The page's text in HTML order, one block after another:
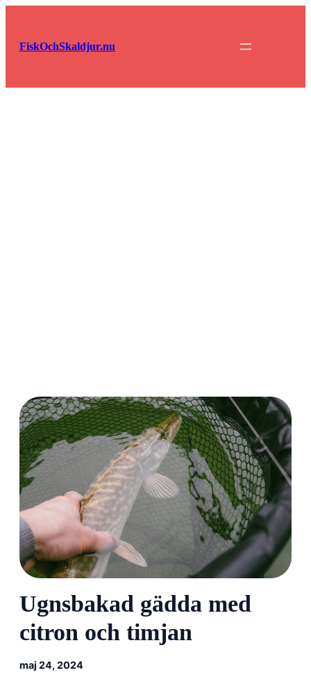
innehåll
FiskOchSkaldjur.nu
Ugnsbakad gädda med
citron och timjan
maj 24, 2024